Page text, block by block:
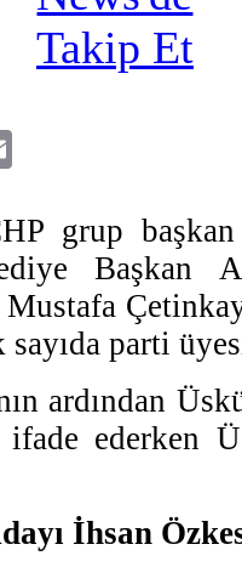
grup
Başkan
parti
ardından
ederken
İhsan